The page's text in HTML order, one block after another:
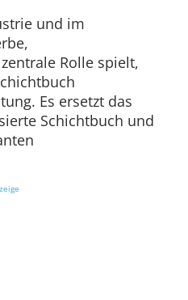
und im
Rolle spielt,
Es ersetzt das
Schichtbuch und